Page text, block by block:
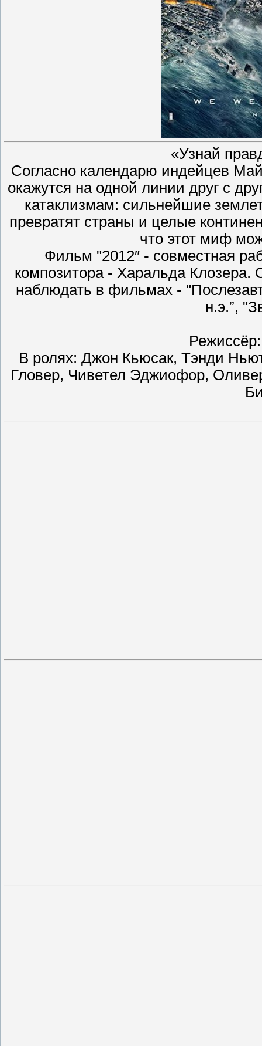
«Узнай
Согласно календарю индейцев
окажутся на одной линии друг с
катаклизмам: сильнейшие
превратят страны и целые
что этот миф
Фильм "2012″ - совместная
композитора - Харальда Клозера.
наблюдать в фильмах -
н.э.”,
В ролях: Джон Кьюсак, Тэнди
Гловер, Чиветел Эджиофор,